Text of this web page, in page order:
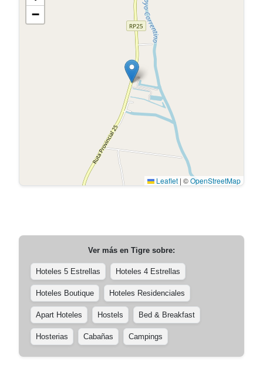
−
Leaflet | ©OpenStreetMap
Ver más en Tigre sobre:
Hoteles 5 Estrellas Hoteles 4 Estrellas
Hoteles Boutique Hoteles Residenciales
Apart Hoteles Hostels Bed & Breakfast
Hosterias Cabañas Campings